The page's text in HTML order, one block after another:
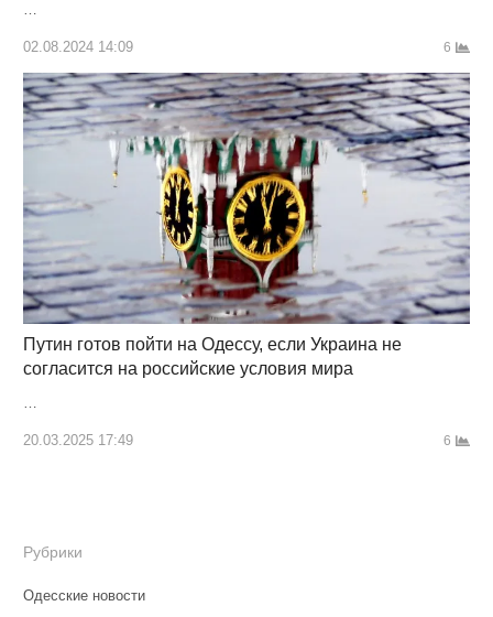
…
02.08.2024 14:09 6
Путин готов пойти на Одессу, если Украина не
согласится на российские условия мира
…
20.03.2025 17:49 6
Рубрики
Одесские новости